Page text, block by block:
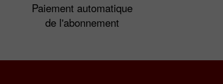
Paiement automatique
de l'abonnement